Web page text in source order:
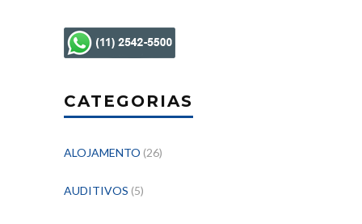
CATEGORIAS
ALOJAMENTO (26)
AUDITIVOS (5)